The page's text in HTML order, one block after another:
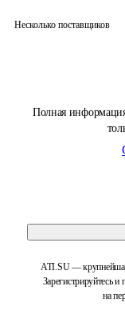
Полная
ATI.SU —
Зарегистрируйтесь
на
Несколько поставщиков